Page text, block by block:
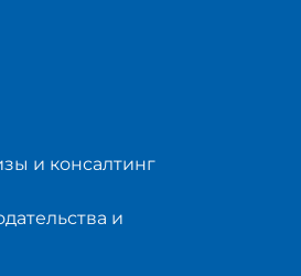
и консалтинг
и